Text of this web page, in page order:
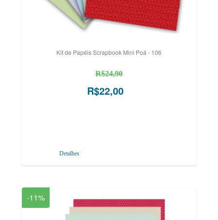
Kit de Papéis Scrapbook Mini Poá - 106
R$24,90
R$22,00
Detalhes
-11%